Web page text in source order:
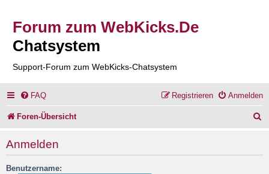
Forum zum WebKicks.De
Chatsystem
Support-Forum zum WebKicks-Chatsystem
FAQ Anmelden
Registrieren
Foren-Übersicht
Anmelden
Benutzername: